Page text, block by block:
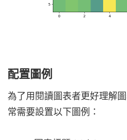
配置圖例
為了用閱讀圖表者更好理解
常需要設置以下圖例：